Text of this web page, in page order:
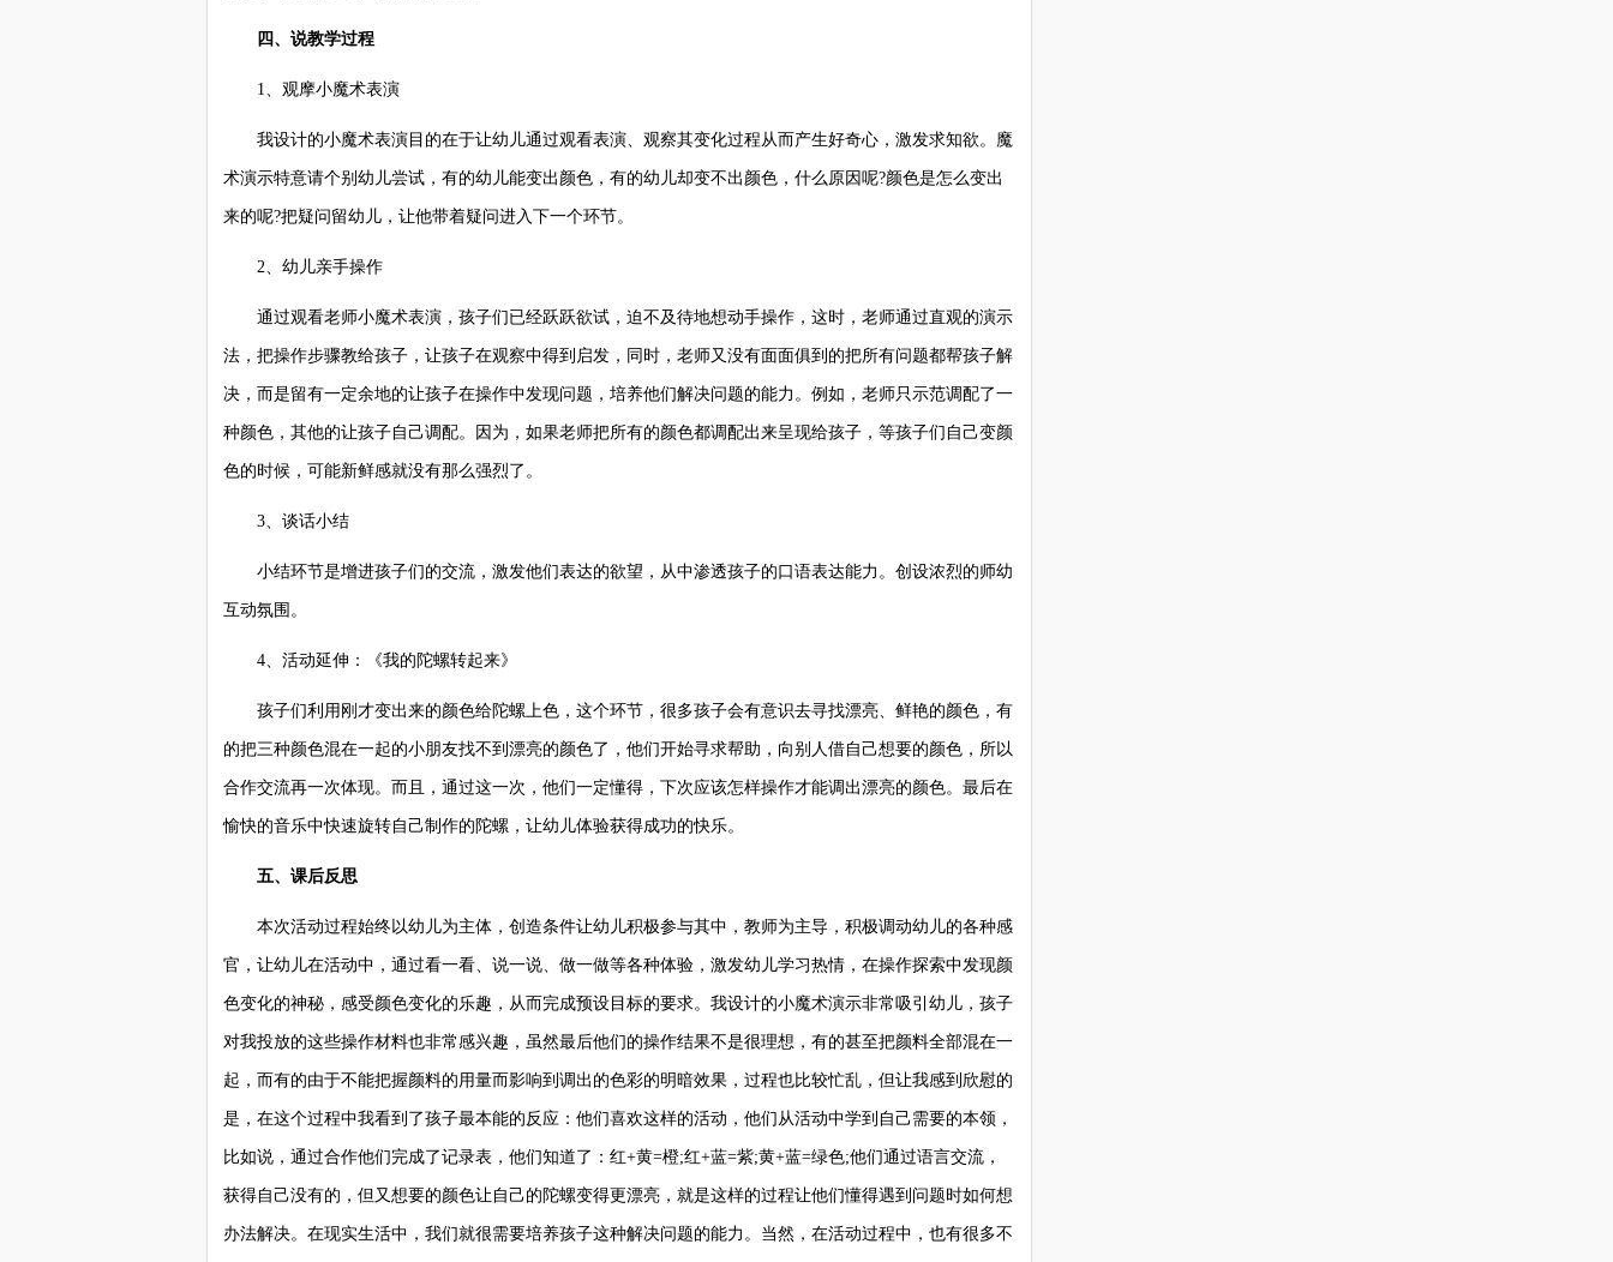
四、说教学过程
1、观摩小魔术表演
我设计的小魔术表演目的在于让幼儿通过观看表演、观察其变化过程从而产生好奇心，激发求知欲。魔
术演示特意请个别幼儿尝试，有的幼儿能变出颜色，有的幼儿却变不出颜色，什么原因呢?颜色是怎么变出
来的呢?把疑问留幼儿，让他带着疑问进入下一个环节。
2、幼儿亲手操作
通过观看老师小魔术表演，孩子们已经跃跃欲试，迫不及待地想动手操作，这时，老师通过直观的演示
法，把操作步骤教给孩子，让孩子在观察中得到启发，同时，老师又没有面面俱到的把所有问题都帮孩子解
决，而是留有一定余地的让孩子在操作中发现问题，培养他们解决问题的能力。例如，老师只示范调配了一
种颜色，其他的让孩子自己调配。因为，如果老师把所有的颜色都调配出来呈现给孩子，等孩子们自己变颜
色的时候，可能新鲜感就没有那么强烈了。
3、谈话小结
小结环节是增进孩子们的交流，激发他们表达的欲望，从中渗透孩子的口语表达能力。创设浓烈的师幼
互动氛围。
4、活动延伸：《我的陀螺转起来》
孩子们利用刚才变出来的颜色给陀螺上色，这个环节，很多孩子会有意识去寻找漂亮、鲜艳的颜色，有
的把三种颜色混在一起的小朋友找不到漂亮的颜色了，他们开始寻求帮助，向别人借自己想要的颜色，所以
合作交流再一次体现。而且，通过这一次，他们一定懂得，下次应该怎样操作才能调出漂亮的颜色。最后在
愉快的音乐中快速旋转自己制作的陀螺，让幼儿体验获得成功的快乐。
五、课后反思
本次活动过程始终以幼儿为主体，创造条件让幼儿积极参与其中，教师为主导，积极调动幼儿的各种感
官，让幼儿在活动中，通过看一看、说一说、做一做等各种体验，激发幼儿学习热情，在操作探索中发现颜
色变化的神秘，感受颜色变化的乐趣，从而完成预设目标的要求。我设计的小魔术演示非常吸引幼儿，孩子
对我投放的这些操作材料也非常感兴趣，虽然最后他们的操作结果不是很理想，有的甚至把颜料全部混在一
起，而有的由于不能把握颜料的用量而影响到调出的色彩的明暗效果，过程也比较忙乱，但让我感到欣慰的
是，在这个过程中我看到了孩子最本能的反应：他们喜欢这样的活动，他们从活动中学到自己需要的本领，
比如说，通过合作他们完成了记录表，他们知道了：红+黄=橙;红+蓝=紫;黄+蓝=绿色;他们通过语言交流，
获得自己没有的，但又想要的颜色让自己的陀螺变得更漂亮，就是这样的过程让他们懂得遇到问题时如何想
办法解决。在现实生活中，我们就很需要培养孩子这种解决问题的能力。当然，在活动过程中，也有很多不